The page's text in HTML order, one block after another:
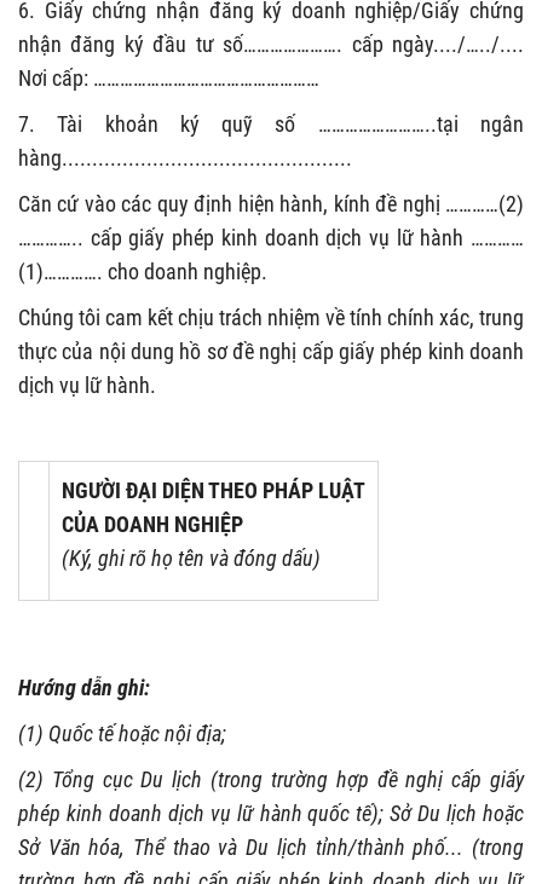
6. Giấy chứng nhận đăng ký doanh nghiệp/Giấy chứng
nhận đăng ký đầu tư số…………………. cấp ngày..../…../....
Nơi cấp: ……………………………………………
7. Tài khoản ký quỹ số ……………………..tại ngân
hàng................................................
Căn cứ vào các quy định hiện hành, kính đề nghị …………(2)
………….. cấp giấy phép kinh doanh dịch vụ lữ hành …………
(1)…………. cho doanh nghiệp.
Chúng tôi cam kết chịu trách nhiệm về tính chính xác, trung
thực của nội dung hồ sơ đề nghị cấp giấy phép kinh doanh
dịch vụ lữ hành.
NGƯỜI ĐẠI DIỆN THEO PHÁP LUẬT
CỦA DOANH NGHIỆP
(Ký, ghi rõ họ tên và đóng dấu)
Hướng dẫn ghi:
(1) Quốc tế hoặc nội địa;
(2) Tổng cục Du lịch (trong trường hợp đề nghị cấp giấy
phép kinh doanh dịch vụ lữ hành quốc tế); Sở Du lịch hoặc
Sở Văn hóa, Thể thao và Du lịch tỉnh/thành phố... (trong